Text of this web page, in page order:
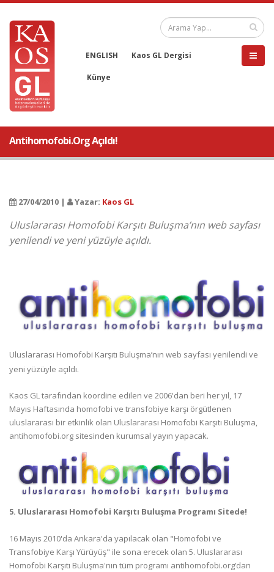
ENGLISH Kaos GL Dergisi
Künye
Antihomofobi.Org Açıldı!
27/04/2010 | Yazar: Kaos GL
Uluslararası Homofobi Karşıtı Buluşma’nın web sayfası
yenilendi ve yeni yüzüyle açıldı.
Uluslararası Homofobi Karşıtı Buluşma’nın web sayfası yenilendi ve
yeni yüzüyle açıldı.
Kaos GL tarafından koordine edilen ve 2006'dan beri her yıl, 17
Mayıs Haftasında homofobi ve transfobiye karşı örgütlenen
uluslararası bir etkinlik olan Uluslararası Homofobi Karşıtı Buluşma,
antihomofobi.org sitesinden kurumsal yayın yapacak.
5. Uluslararası Homofobi Karşıtı Buluşma Programı Sitede!
16 Mayıs 2010'da Ankara'da yapılacak olan "Homofobi ve
Transfobiye Karşı Yürüyüş" ile sona erecek olan 5. Uluslararası
Homofobi Karşıtı Buluşma'nın tüm programı antihomofobi.org’dan